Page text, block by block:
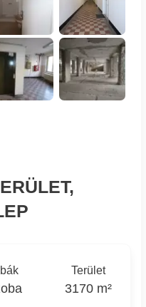
Terület
3170 m²